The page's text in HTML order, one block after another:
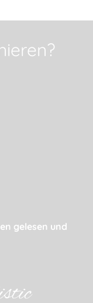
gelesen und